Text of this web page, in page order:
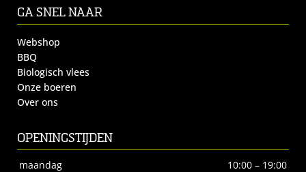
GA SNEL NAAR
Webshop
BBQ
Biologisch vlees
Onze boeren
Over ons
OPENINGSTIJDEN
maandag
10:00 – 19:00